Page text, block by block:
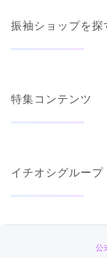
振袖ショップを探
みんなの振袖ラ
色別ランキング
グレー
白
エレガン
口コミから探す
特集コンテンツ
ママ振特集
個性的振袖コー
成人式レポート
振袖ブランド特
イチオシグループ
キモノハーツ／
公